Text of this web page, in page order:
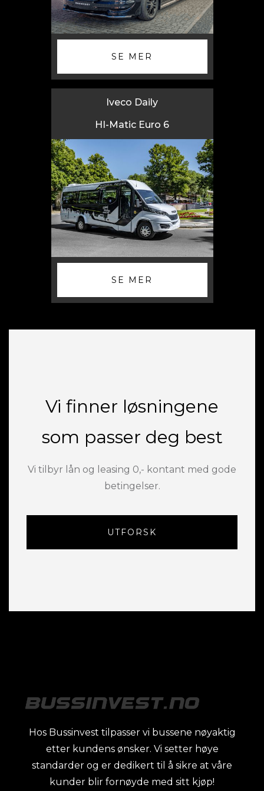
SE MER
Iveco Daily
HI-Matic Euro 6
SE MER
Vi finner løsningene
som passer deg best
Vi tilbyr lån og leasing 0,- kontant med gode
betingelser.
UTFORSK
Hos Bussinvest tilpasser vi bussene nøyaktig
etter kundens ønsker. Vi setter høye
standarder og er dedikert til å sikre at våre
kunder blir fornøyde med sitt kjøp!